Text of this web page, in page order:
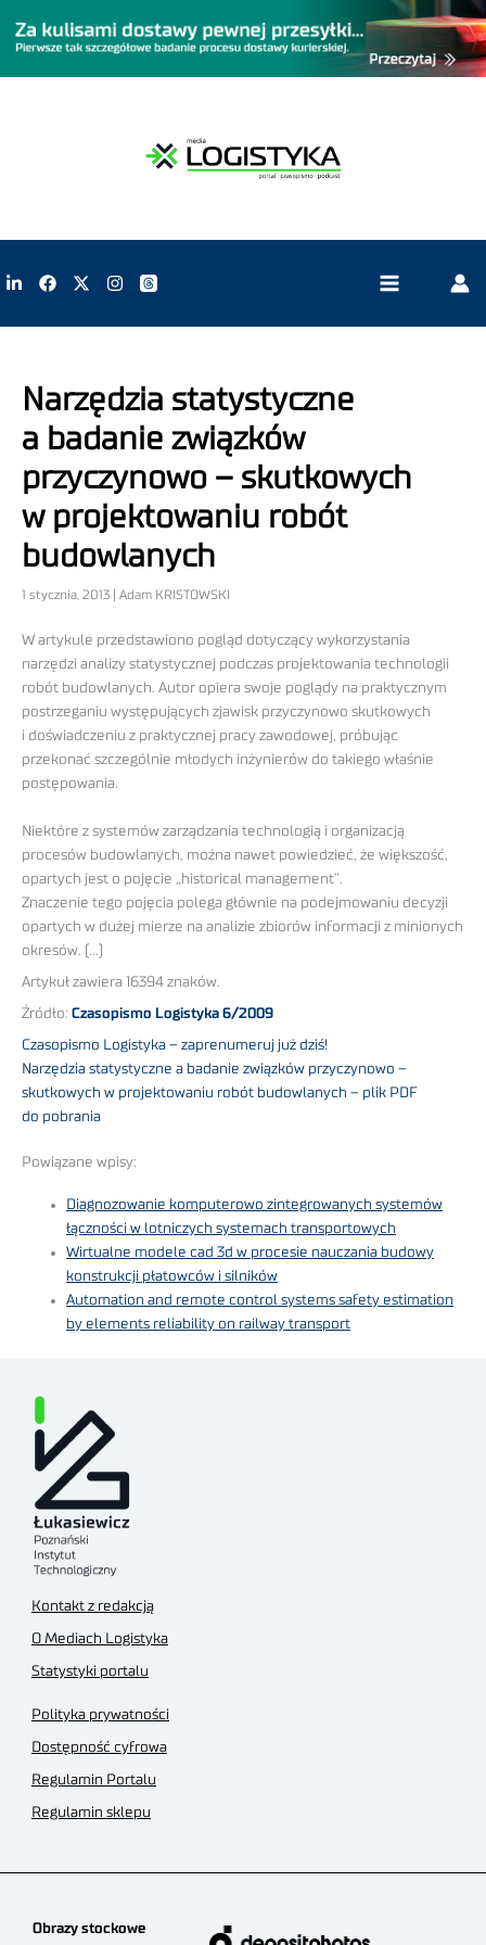
Narzędzia statystyczne
a badanie związków
przyczynowo – skutkowych
w projektowaniu robót
budowlanych
1 stycznia, 2013 | Adam KRISTOWSKI
W artykule przedstawiono pogląd dotyczący wykorzystania
narzędzi analizy statystycznej podczas projektowania technologii
robót budowlanych. Autor opiera swoje poglądy na praktycznym
postrzeganiu występujących zjawisk przyczynowo skutkowych
i doświadczeniu z praktycznej pracy zawodowej, próbując
przekonać szczególnie młodych inżynierów do takiego właśnie
postępowania.
Niektóre z systemów zarządzania technologią i organizacją
procesów budowlanych, można nawet powiedzieć, że większość,
opartych jest o pojęcie „historical management”.
Znaczenie tego pojęcia polega głównie na podejmowaniu decyzji
opartych w dużej mierze na analizie zbiorów informacji z minionych
okresów. (…)
Artykuł zawiera 16394 znaków.
Źródło: Czasopismo Logistyka 6/2009
Czasopismo Logistyka – zaprenumeruj już dziś!
Narzędzia statystyczne a badanie związków przyczynowo –
skutkowych w projektowaniu robót budowlanych – plik PDF
do pobrania
Powiązane wpisy:
Diagnozowanie komputerowo zintegrowanych systemów
łączności w lotniczych systemach transportowych
Wirtualne modele cad 3d w procesie nauczania budowy
konstrukcji płatowców i silników
Automation and remote control systems safety estimation
by elements reliability on railway transport
Kontakt z redakcją
O Mediach Logistyka
Statystyki portalu
Polityka prywatności
Dostępność cyfrowa
Regulamin Portalu
Regulamin sklepu
Obrazy stockowe